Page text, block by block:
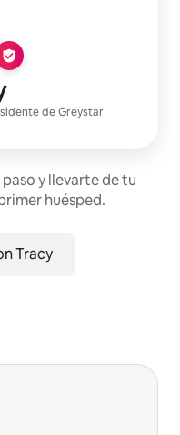
deGreystar
y llevarte de tu
huésped.
Tracy